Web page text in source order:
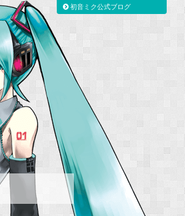
初音ミク公式ブログ